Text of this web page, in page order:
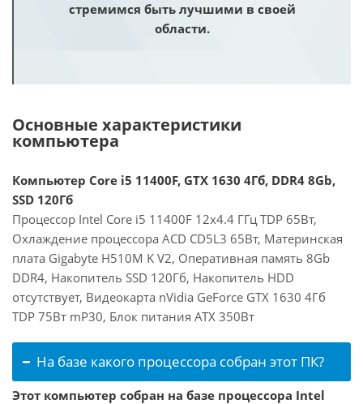
стремимся быть лучшими в своей
области.
Основные характеристики
компьютера
Компьютер Core i5 11400F, GTX 1630 4Гб, DDR4 8Gb,
SSD 120Гб
Процессор Intel Core i5 11400F 12x4.4 ГГц TDP 65Вт,
Охлаждение процессора ACD CD5L3 65Вт, Материнская
плата Gigabyte H510M K V2, Оперативная память 8Gb
DDR4, Накопитель SSD 120Гб, Накопитель HDD
отсутствует, Видеокарта nVidia GeForce GTX 1630 4Гб
TDP 75Вт mP30, Блок питания ATX 350Вт
На базе какого процессора собран этот ПК?
Этот компьютер собран на базе процессора Intel